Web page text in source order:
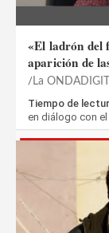
«El ladrón del
aparición de
La
Tiempo de
en diálogo con el